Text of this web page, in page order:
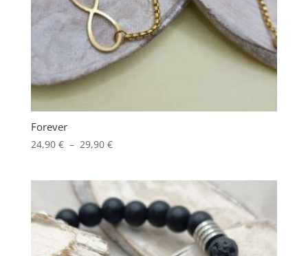
Forever
24,90 € – 29,90 €Plage
24,90 €
à
29,90 €